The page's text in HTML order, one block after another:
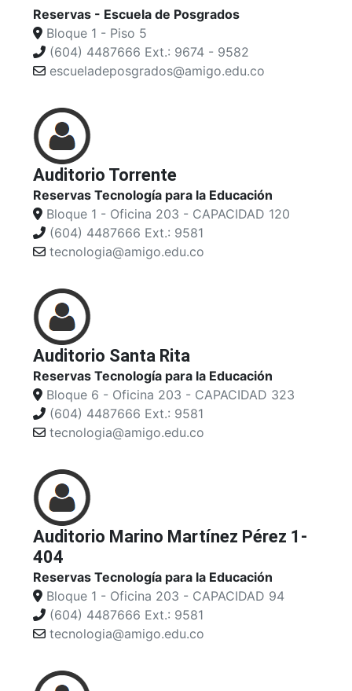
Reservas - Escuela de Posgrados
Bloque 1 - Piso 5
(604) 4487666 Ext.: 9674 - 9582
escueladeposgrados@amigo.edu.co
Auditorio Torrente
Reservas Tecnología para la Educación
Bloque 1 - Oficina 203 - CAPACIDAD 120
(604) 4487666 Ext.: 9581
tecnologia@amigo.edu.co
Auditorio Santa Rita
Reservas Tecnología para la Educación
Bloque 6 - Oficina 203 - CAPACIDAD 323
(604) 4487666 Ext.: 9581
tecnologia@amigo.edu.co
Auditorio Marino Martínez Pérez 1-
404
Reservas Tecnología para la Educación
Bloque 1 - Oficina 203 - CAPACIDAD 94
(604) 4487666 Ext.: 9581
tecnologia@amigo.edu.co